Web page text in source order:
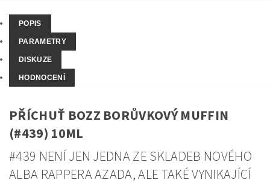
POPIS
PARAMETRY
DISKUZE
HODNOCENÍ
PŘÍCHUŤ BOZZ BORŮVKOVÝ MUFFIN
(#439) 10ML
#439 NENÍ JEN JEDNA ZE SKLADEB NOVÉHO
ALBA RAPPERA AZADA, ALE TAKÉ VYNIKAJÍCÍ